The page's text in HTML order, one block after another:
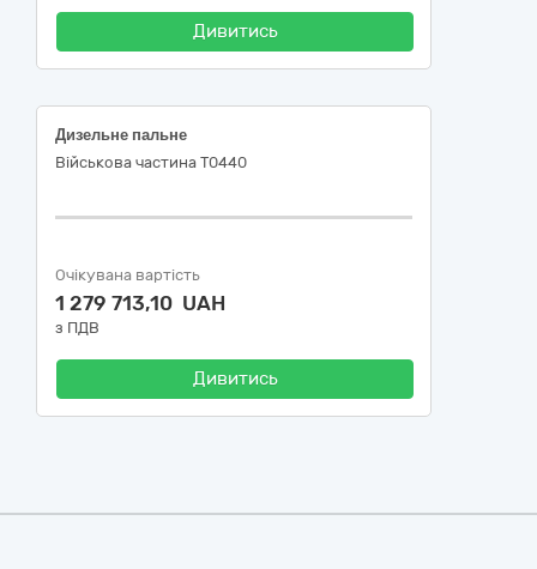
Дивитись
Дизельне пальне
Військова частина Т0440
Очікувана вартість
1 279 713,10 UAH
з ПДВ
Дивитись